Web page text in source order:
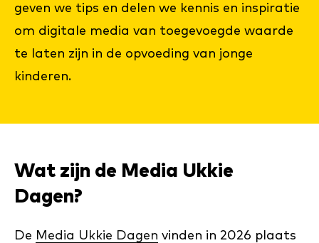
geven we tips en delen we kennis en inspiratie
om digitale media van toegevoegde waarde
te laten zijn in de opvoeding van jonge
kinderen.
Wat zijn de Media Ukkie
Dagen?
De Media Ukkie Dagen vinden in 2026 plaats